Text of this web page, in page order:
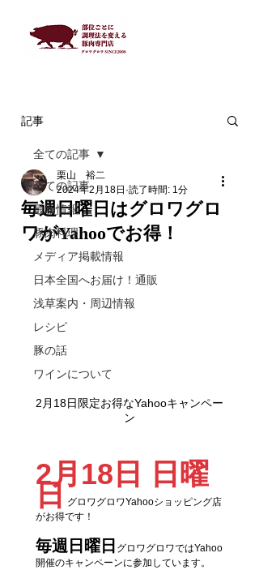
記事
全ての記事
最新情報
豚肉料理
メディア掲載情報
日本全国へお届け！通販
浅草案内・周辺情報
レシピ
豚の話
ワインについて
全ての記事
毎週日曜日はグロワグロ
ワがYahooでお得！
栗山 裕二
2024年2月18日 読了時間: 1分
2月18日限定お得なYahooキャンペー
ン
2月18日 日曜
日 グロワグロワYahooショッピング店
がお得です！
毎週日曜日 グロワグロワではYahoo
開催のキャンペーンに参加しています。